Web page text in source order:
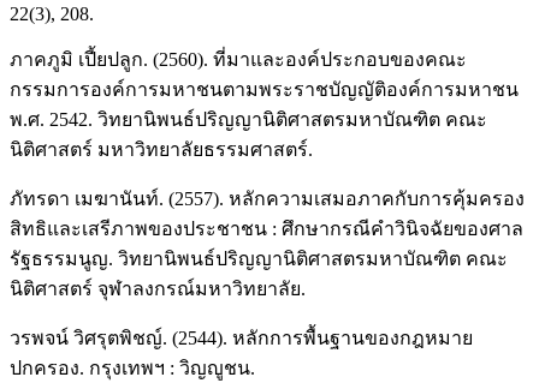
22(3), 208.
ภาคภูมิ เปี้ยปลูก. (2560). ที่มาและองค์ประกอบของคณะ
กรรมการองค์การมหาชนตามพระราชบัญญัติองค์การมหาชน
พ.ศ. 2542. วิทยานิพนธ์ปริญญานิติศาสตรมหาบัณฑิต คณะ
นิติศาสตร์ มหาวิทยาลัยธรรมศาสตร์.
ภัทรดา เมฆานันท์. (2557). หลักความเสมอภาคกับการคุ้มครอง
สิทธิและเสรีภาพของประชาชน : ศึกษากรณีคำวินิจฉัยของศาล
รัฐธรรมนูญ. วิทยานิพนธ์ปริญญานิติศาสตรมหาบัณฑิต คณะ
นิติศาสตร์ จุฬาลงกรณ์มหาวิทยาลัย.
วรพจน์ วิศรุตพิชญ์. (2544). หลักการพื้นฐานของกฎหมาย
ปกครอง. กรุงเทพฯ : วิญญูชน.